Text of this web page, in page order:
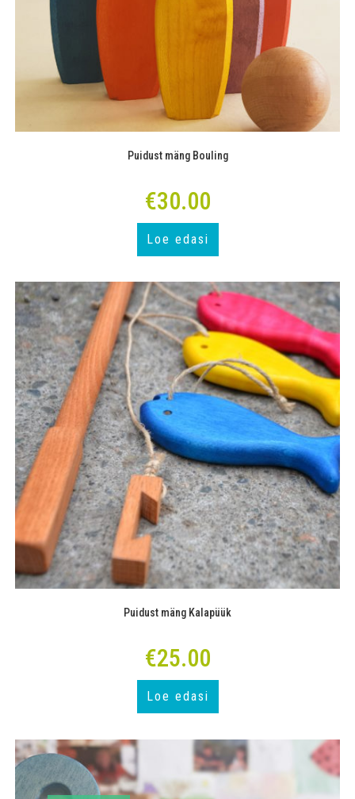
Puidust mäng Bouling
€30.00
Loe edasi
Puidust mäng Kalapüük
€25.00
Loe edasi